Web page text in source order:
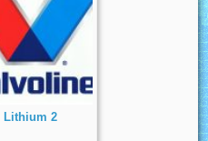
Lithium 2